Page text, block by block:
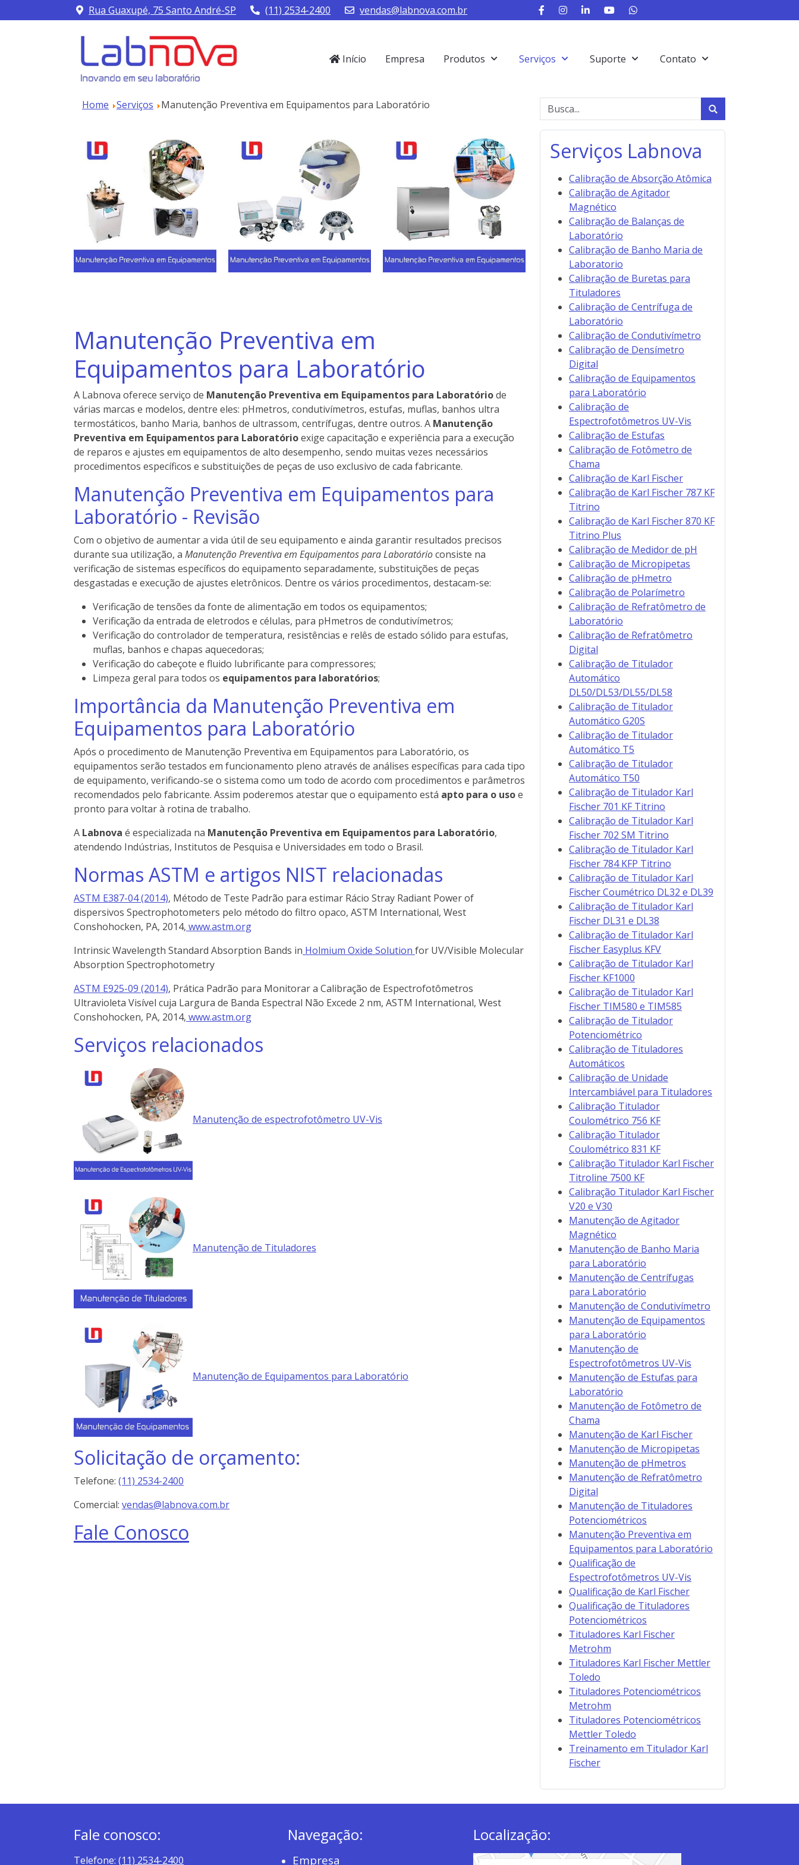
Rua Guaxupé, 75 Santo André-SP (11) 2534-2400 vendas@labnova.com.br
Início Empresa Produtos Serviços Suporte Contato
Home Serviços Manutenção Preventiva em Equipamentos para Laboratório
Manutenção Preventiva em
Equipamentos para Laboratório
A Labnova oferece serviço de Manutenção Preventiva em Equipamentos para Laboratóriode
várias marcas e modelos, dentre eles: pHmetros, condutivímetros, estufas, muflas, banhos ultra
termostáticos, banho Maria, banhos de ultrassom, centrífugas, dentre outros. A Manutenção
Preventiva em Equipamentos para Laboratórioexige capacitação e experiência para a execução
de reparos e ajustes em equipamentos de alto desempenho, sendo muitas vezes necessários
procedimentos específicos e substituições de peças de uso exclusivo de cada fabricante.
Manutenção Preventiva em Equipamentos para
Laboratório - Revisão
Com o objetivo de aumentar a vida útil de seu equipamento e ainda garantir resultados precisos
durante sua utilização, a Manutenção Preventiva em Equipamentos para Laboratórioconsiste na
verificação de sistemas específicos do equipamento separadamente, substituições de peças
desgastadas e execução de ajustes eletrônicos. Dentre os vários procedimentos, destacam-se:
Verificação de tensões da fonte de alimentação em todos os equipamentos;
Verificação da entrada de eletrodos e células, para pHmetros de condutivímetros;
Verificação do controlador de temperatura, resistências e relês de estado sólido para estufas,
muflas, banhos e chapas aquecedoras;
Verificação do cabeçote e fluido lubrificante para compressores;
Limpeza geral para todos os equipamentos para laboratórios;
Importância da Manutenção Preventiva em
Equipamentos para Laboratório
Após o procedimento de Manutenção Preventiva em Equipamentos para Laboratório, os
equipamentos serão testados em funcionamento pleno através de análises específicas para cada tipo
de equipamento, verificando-se o sistema como um todo de acordo com procedimentos e parâmetros
recomendados pelo fabricante. Assim poderemos atestar que o equipamento está apto para o usoe
pronto para voltar à rotina de trabalho.
A Labnova é especializada na Manutenção Preventiva em Equipamentos para Laboratório,
atendendo Indústrias, Institutos de Pesquisa e Universidades em todo o Brasil.
Normas ASTM e artigos NIST relacionadas
ASTM E387-04 (2014), Método de Teste Padrão para estimar Rácio Stray Radiant Power of
dispersivos Spectrophotometers pelo método do filtro opaco, ASTM International, West
Conshohocken, PA, 2014, www.astm.org
Intrinsic Wavelength Standard Absorption Bands in Holmium Oxide Solution for UV/Visible Molecular
Absorption Spectrophotometry
ASTM E925-09 (2014), Prática Padrão para Monitorar a Calibração de Espectrofotômetros
Ultravioleta Visível cuja Largura de Banda Espectral Não Excede 2 nm, ASTM International, West
Conshohocken, PA, 2014, www.astm.org
Serviços relacionados
Manutenção de espectrofotômetro UV-Vis
Manutenção de Tituladores
Manutenção de Equipamentos para Laboratório
Solicitação de orçamento:
Telefone: (11) 2534-2400
Comercial: vendas@labnova.com.br
Fale Conosco
Serviços Labnova
Calibração de Absorção Atômica
Calibração de Agitador
Magnético
Calibração de Balanças de
Laboratório
Calibração de Banho Maria de
Laboratorio
Calibração de Buretas para
Tituladores
Calibração de Centrífuga de
Laboratório
Calibração de Condutivímetro
Calibração de Densímetro
Digital
Calibração de Equipamentos
para Laboratório
Calibração de
Espectrofotômetros UV-Vis
Calibração de Estufas
Calibração de Fotômetro de
Chama
Calibração de Karl Fischer
Calibração de Karl Fischer 787 KF
Titrino
Calibração de Karl Fischer 870 KF
Titrino Plus
Calibração de Medidor de pH
Calibração de Micropipetas
Calibração de pHmetro
Calibração de Polarímetro
Calibração de Refratômetro de
Laboratório
Calibração de Refratômetro
Digital
Calibração de Titulador
Automático
DL50/DL53/DL55/DL58
Calibração de Titulador
Automático G20S
Calibração de Titulador
Automático T5
Calibração de Titulador
Automático T50
Calibração de Titulador Karl
Fischer 701 KF Titrino
Calibração de Titulador Karl
Fischer 702 SM Titrino
Calibração de Titulador Karl
Fischer 784 KFP Titrino
Calibração de Titulador Karl
Fischer Coumétrico DL32 e DL39
Calibração de Titulador Karl
Fischer DL31 e DL38
Calibração de Titulador Karl
Fischer Easyplus KFV
Calibração de Titulador Karl
Fischer KF1000
Calibração de Titulador Karl
Fischer TIM580 e TIM585
Calibração de Titulador
Potenciométrico
Calibração de Tituladores
Automáticos
Calibração de Unidade
Intercambiável para Tituladores
Calibração Titulador
Coulométrico 756 KF
Calibração Titulador
Coulométrico 831 KF
Calibração Titulador Karl Fischer
Titroline 7500 KF
Calibração Titulador Karl Fischer
V20 e V30
Manutenção de Agitador
Magnético
Manutenção de Banho Maria
para Laboratório
Manutenção de Centrífugas
para Laboratório
Manutenção de Condutivímetro
Manutenção de Equipamentos
para Laboratório
Manutenção de
Espectrofotômetros UV-Vis
Manutenção de Estufas para
Laboratório
Manutenção de Fotômetro de
Chama
Manutenção de Karl Fischer
Manutenção de Micropipetas
Manutenção de pHmetros
Manutenção de Refratômetro
Digital
Manutenção de Tituladores
Potenciométricos
Manutenção Preventiva em
Equipamentos para Laboratório
Qualificação de
Espectrofotômetros UV-Vis
Qualificação de Karl Fischer
Qualificação de Tituladores
Potenciométricos
Tituladores Karl Fischer
Metrohm
Tituladores Karl Fischer Mettler
Toledo
Tituladores Potenciométricos
Metrohm
Tituladores Potenciométricos
Mettler Toledo
Treinamento em Titulador Karl
Fischer
Fale conosco:
Telefone: (11) 2534-2400
Navegação:
Empresa
Localização: